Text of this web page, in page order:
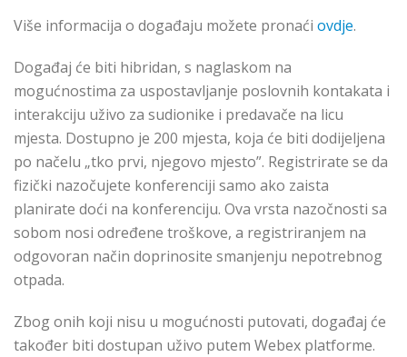
Više informacija o događaju možete pronaći ovdje.
Događaj će biti hibridan, s naglaskom na
mogućnostima za uspostavljanje poslovnih kontakata i
interakciju uživo za sudionike i predavače na licu
mjesta. Dostupno je 200 mjesta, koja će biti dodijeljena
po načelu „tko prvi, njegovo mjesto”. Registrirate se da
fizički nazočujete konferenciji samo ako zaista
planirate doći na konferenciju. Ova vrsta nazočnosti sa
sobom nosi određene troškove, a registriranjem na
odgovoran način doprinosite smanjenju nepotrebnog
otpada.
Zbog onih koji nisu u mogućnosti putovati, događaj će
također biti dostupan uživo putem Webex platforme.